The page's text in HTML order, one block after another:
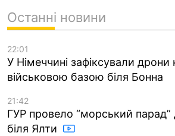
Останні новини
22:01
У Німеччині зафіксували
військовою базою біля Бонна
21:42
ГУР провело “морський парад”
біля Ялти